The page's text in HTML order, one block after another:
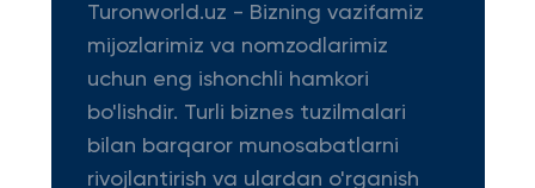
Turonworld.uz - Bizning vazifamiz
mijozlarimiz va nomzodlarimiz
uchun eng ishonchli hamkori
bo'lishdir. Turli biznes tuzilmalari
bilan barqaror munosabatlarni
rivojlantirish va ulardan o'rganish